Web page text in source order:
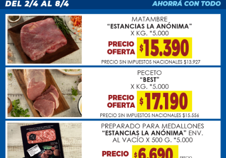
SOCIEDAD
Tránsito: Estadísticas
de infracciones en el
mes de marzo